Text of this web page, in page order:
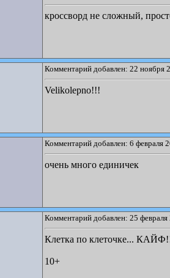
кроссворд не сложный,
Комментарий добавлен: 22 ноября
Velikolepno!!!
Комментарий добавлен: 6 февраля
очень много единичек
Комментарий добавлен: 25
Клетка по клеточке...
10+